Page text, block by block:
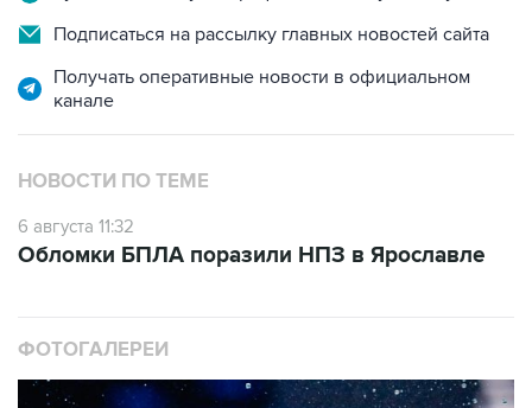
Подписаться на рассылку главных новостей сайта
Получать оперативные новости в официальном
канале
НОВОСТИ ПО ТЕМЕ
6 августа 11:32
Обломки БПЛА поразили НПЗ в Ярославле
ФОТОГАЛЕРЕИ